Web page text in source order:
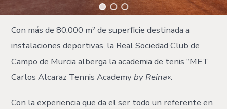
Con más de 80.000 m² de superficie destinada a
instalaciones deportivas, la Real Sociedad Club de
Campo de Murcia alberga la academia de tenis “MET
Carlos Alcaraz Tennis Academyby Reina«.
Con la experiencia que da el ser todo un referente en